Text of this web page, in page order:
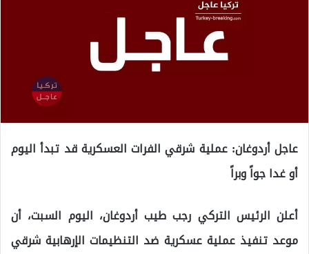
عاجل أردوغان: عملية شرقي الفرات العسكرية قد تبدأ اليوم
أو غدا جواً وبراً
أعلن الرئيس التركي رجب طيب أردوغان، اليوم السبت، أن
موعد تنفيذ عملية عسكرية ضد التنظيمات الإرهابية شرقي